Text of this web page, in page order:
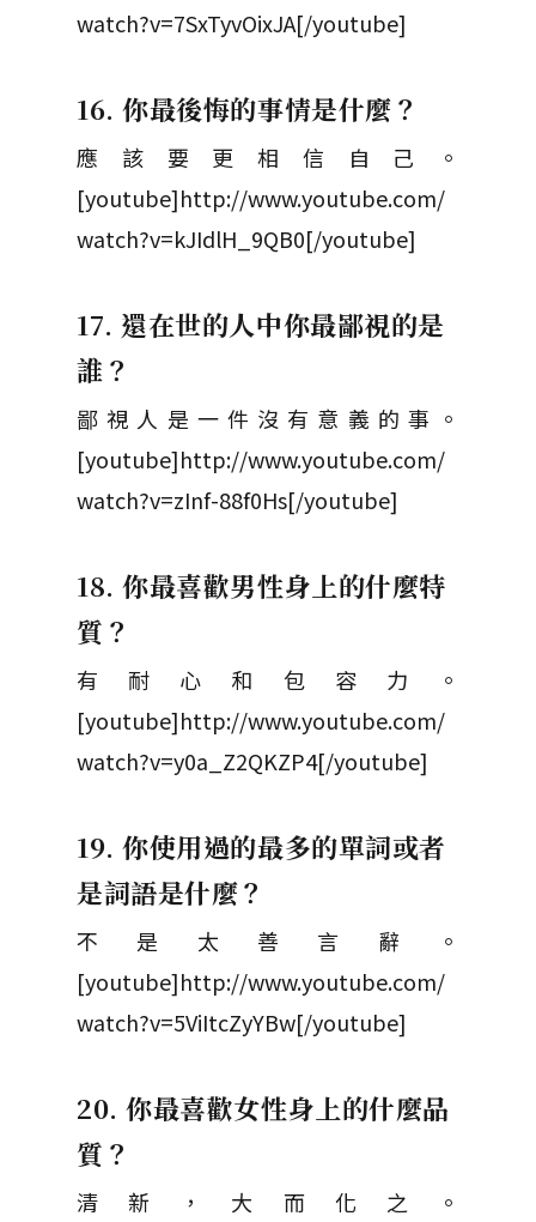
watch?v=7SxTyvOixJA[/youtube]
16. 你最後悔的事情是什麼？
應該要更相信自己。
[youtube]http://www.youtube.com/
watch?v=kJIdlH_9QB0[/youtube]
17. 還在世的人中你最鄙視的是
誰？
鄙視人是一件沒有意義的事。
[youtube]http://www.youtube.com/
watch?v=zInf-88f0Hs[/youtube]
18. 你最喜歡男性身上的什麼特
質？
有耐心和包容力。
[youtube]http://www.youtube.com/
watch?v=y0a_Z2QKZP4[/youtube]
19. 你使用過的最多的單詞或者
是詞語是什麼？
不是太善言辭。
[youtube]http://www.youtube.com/
watch?v=5ViItcZyYBw[/youtube]
20. 你最喜歡女性身上的什麼品
質？
清新，大而化之。